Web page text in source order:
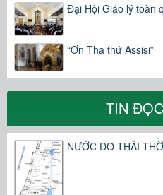
Đại Hội Giáo lý toàn
“Ơn Tha thứ Assisi”
TIN
NƯỚC DO THÁI